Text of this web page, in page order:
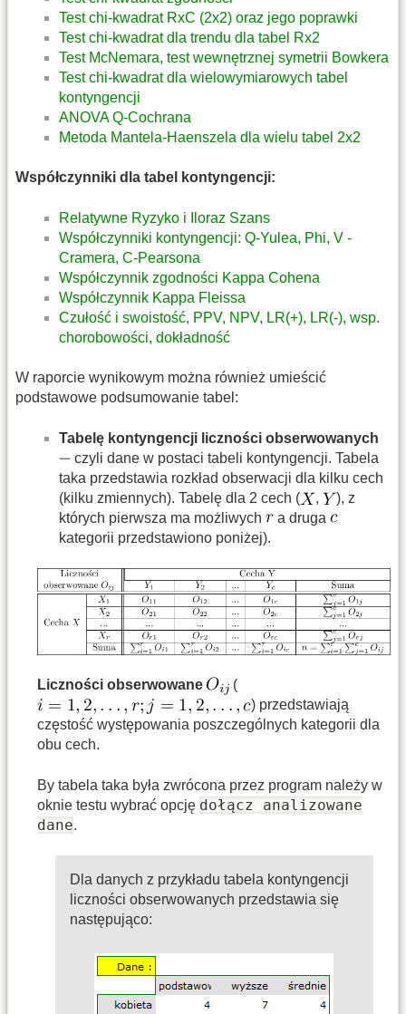
Test chi-kwadrat RxC (2x2) oraz jego poprawki
Test chi-kwadrat dla trendu dla tabel Rx2
Test McNemara, test wewnętrznej symetrii Bowkera
Test chi-kwadrat dla wielowymiarowych tabel
kontyngencji
ANOVA Q-Cochrana
Metoda Mantela-Haenszela dla wielu tabel 2x2
Współczynniki dla tabel kontyngencji:
Relatywne Ryzyko i Iloraz Szans
Współczynniki kontyngencji: Q-Yulea, Phi, V -
Cramera, C-Pearsona
Współczynnik zgodności Kappa Cohena
Współczynnik Kappa Fleissa
Czułość i swoistość, PPV, NPV, LR(+), LR(-), wsp.
chorobowości, dokładność
W raporcie wynikowym można również umieścić
podstawowe podsumowanie tabel:
Tabelę kontyngencji liczności obserwowanych
czyli dane w postaci tabeli kontyngencji. Tabela
taka przedstawia rozkład obserwacji dla kilku cech
(kilku zmiennych). Tabelę dla 2 cech (
,
), z
których pierwsza ma możliwych
a druga
kategorii przedstawiono poniżej).
Liczności obserwowane
(
) przedstawiają
częstość występowania poszczególnych kategorii dla
obu cech.
By tabela taka była zwrócona przez program należy w
oknie testu wybrać opcję dołącz analizowane
dane.
Dla danych z przykładu tabela kontyngencji
liczności obserwowanych przedstawia się
następująco: